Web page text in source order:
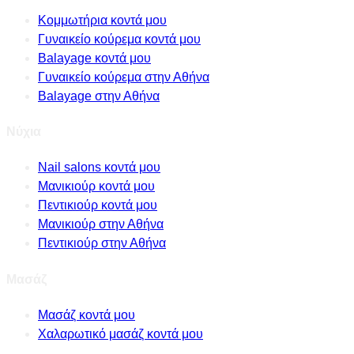
Κομμωτήρια κοντά μου
Γυναικείο κούρεμα κοντά μου
Balayage κοντά μου
Γυναικείο κούρεμα στην Αθήνα
Balayage στην Αθήνα
Nail salons κοντά μου
Μανικιούρ κοντά μου
Πεντικιούρ κοντά μου
Μανικιούρ στην Αθήνα
Πεντικιούρ στην Αθήνα
Μασάζ κοντά μου
Χαλαρωτικό μασάζ κοντά μου